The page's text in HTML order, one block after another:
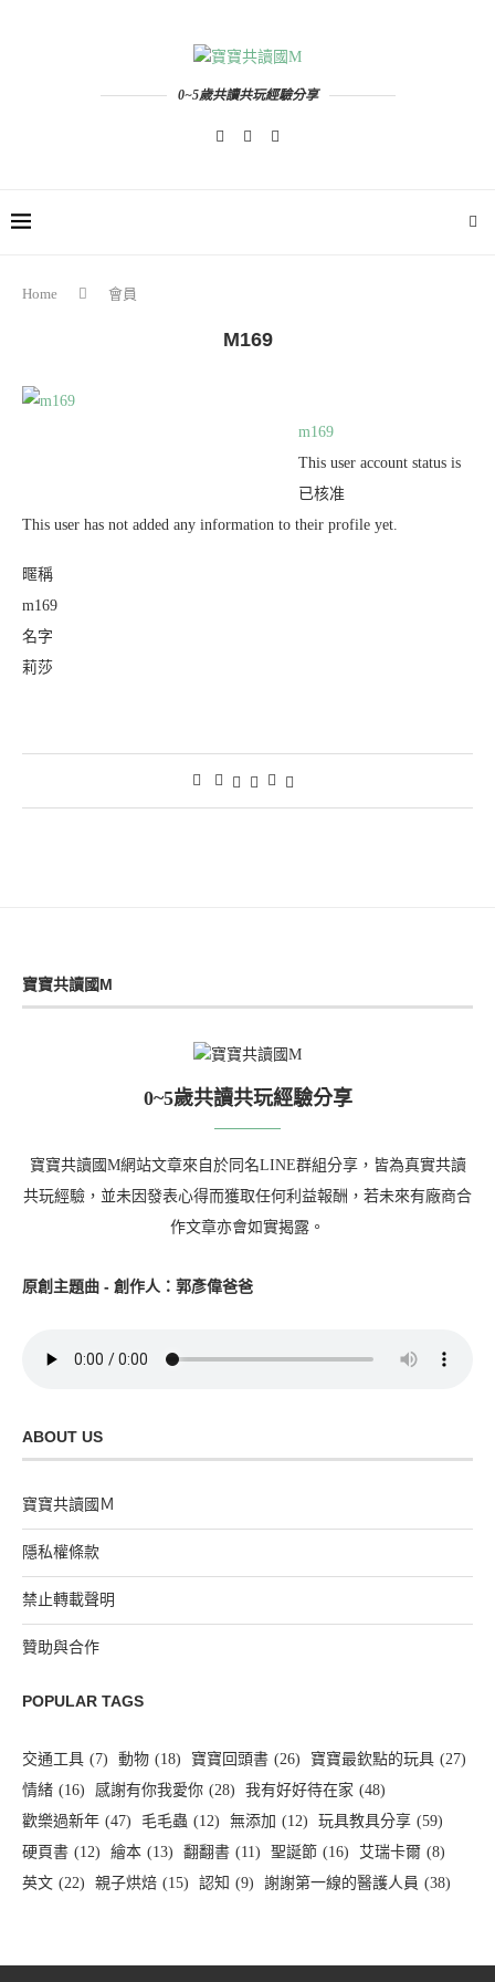
0~5歲共讀共玩經驗分享
Home 會員
M169
m169
This user account status is
已核准
This user has not added any information to their profile yet.
暱稱
m169
名字
莉莎
寶寶共讀國M
0~5歲共讀共玩經驗分享
寶寶共讀國M網站文章來自於同名LINE群組分享，皆為真實共讀
共玩經驗，並未因發表心得而獲取任何利益報酬，若未來有廠商合
作文章亦會如實揭露。
原創主題曲 - 創作人：郭彥偉爸爸
ABOUT US
寶寶共讀國Ｍ
隱私權條款
禁止轉載聲明
贊助與合作
POPULAR TAGS
交通工具 (7) 動物 (18) 寶寶回頭書 (26) 寶寶最欽點的玩具 (27)
情緒 (16) 感謝有你我愛你 (28) 我有好好待在家 (48)
歡樂過新年 (47) 毛毛蟲 (12) 無添加 (12) 玩具教具分享 (59)
硬頁書 (12) 繪本 (13) 翻翻書 (11) 聖誕節 (16) 艾瑞卡爾 (8)
英文 (22) 親子烘焙 (15) 認知 (9) 謝謝第一線的醫護人員 (38)